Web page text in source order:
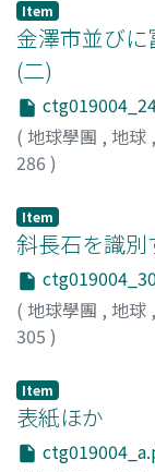
Item
金澤市並び
(二)
( 地球學團 , 地球 ,
286 )
Item
斜長石を識別
( 地球學團 , 地球 ,
305 )
Item
表紙ほか